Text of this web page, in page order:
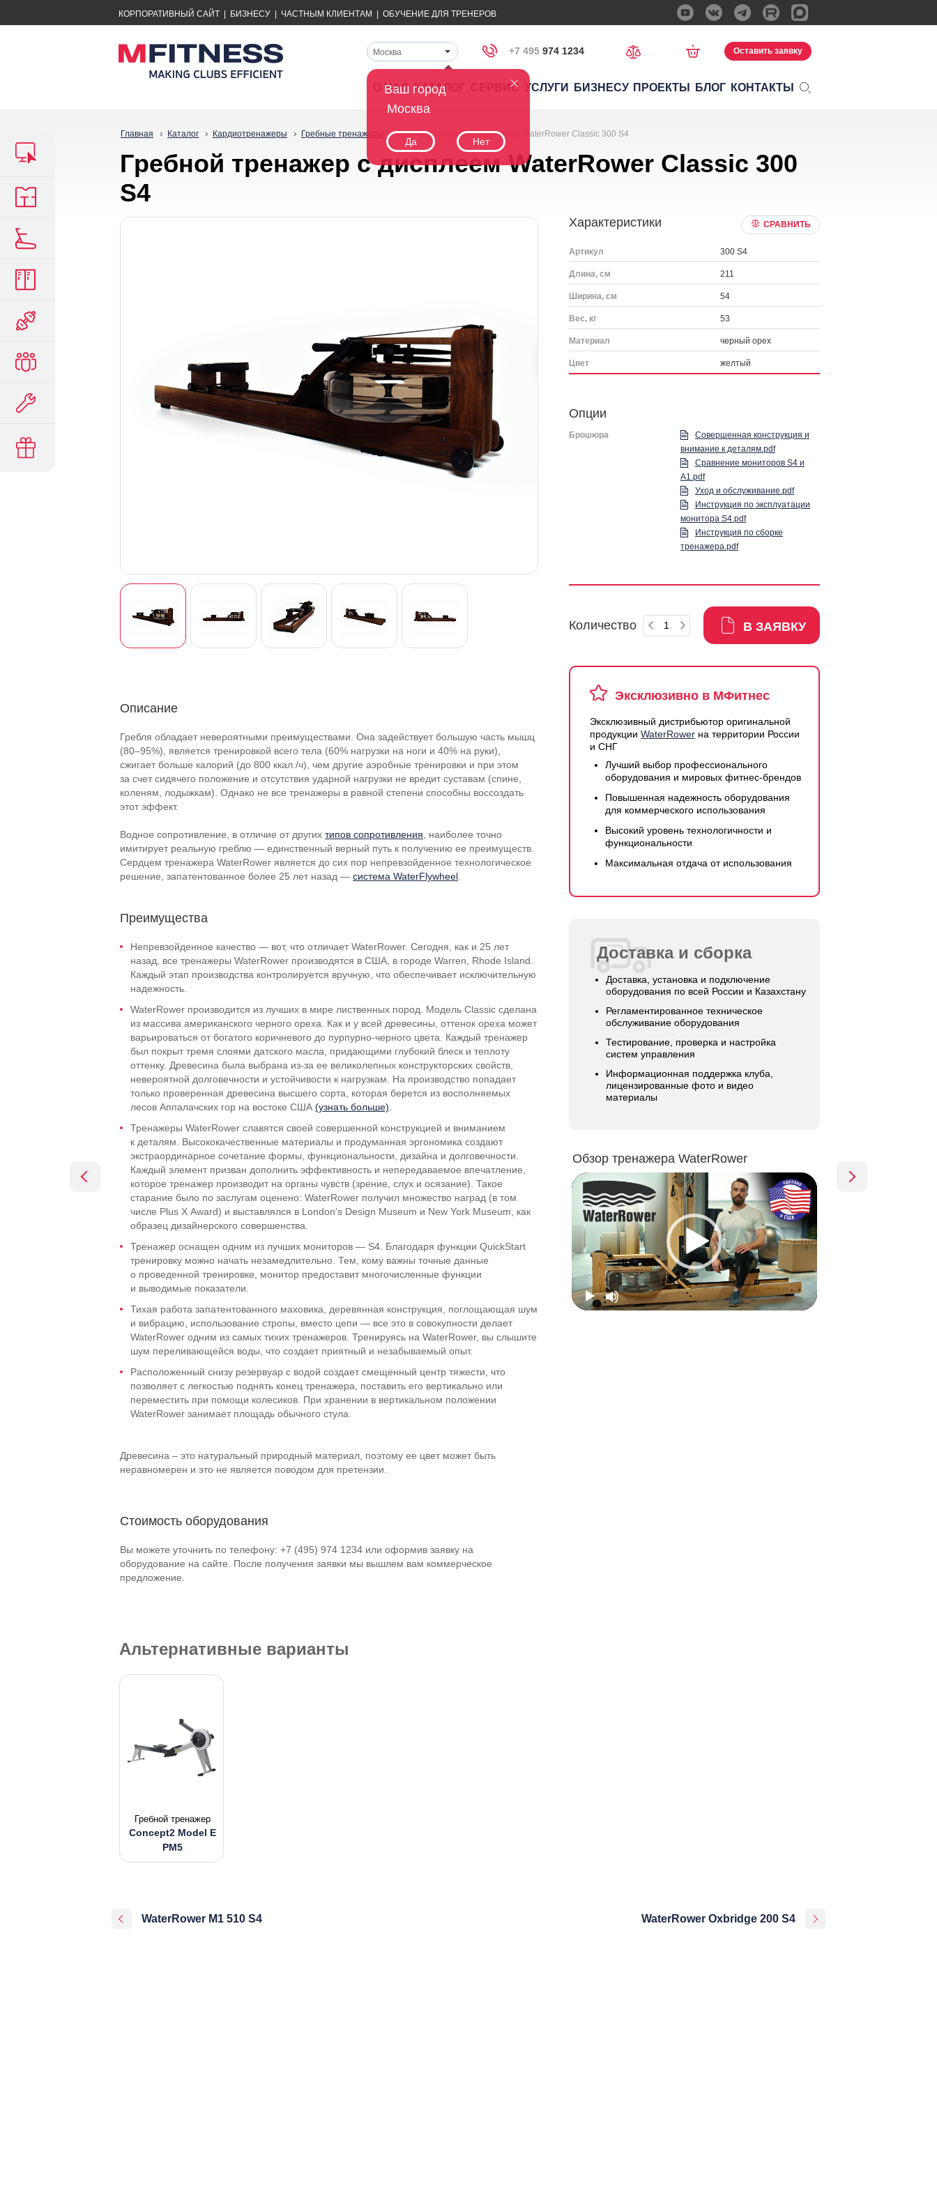
КОРПОРАТИВНЫЙ САЙТ БИЗНЕСУ ЧАСТНЫМ КЛИЕНТАМ ОБУЧЕНИЕ ДЛЯ ТРЕНЕРОВ
Ваш город
Москва
Да Нет
Москва +7 495 974 1234 Оставить заявку
О НАС КАТАЛОГ СЕРВИС УСЛУГИ БИЗНЕСУ ПРОЕКТЫ БЛОГ КОНТАКТЫ
Главная Каталог Кардиотренажеры Гребные тренажеры Гpeбнoй тpeнaжep с дисплеем WaterRower Classic 300 S4
Гpeбнoй тpeнaжep с дисплеем WaterRower Classic 300
S4
Характеристики СРАВНИТЬ
Артикул 300 S4
Длина, см 211
Ширина, см 54
Вес, кг 53
Материал черный орех
Цвет желтый
Опции
Брошюра
Совершенная конструкция и
внимание к деталям.pdf
Сравнение мониторов S4 и
A1.pdf
Уход и обслуживание.pdf
Инструкция по эксплуатации
монитора S4.pdf
Инструкция по сборке
тренажера.pdf
Количество В ЗАЯВКУ
Эксклюзивно в МФитнес
Эксклюзивный дистрибьютор оригинальной
продукции WaterRower на территории России
и СНГ
Лучший выбор профессионального
оборудования и мировых фитнес-брендов
Повышенная надежность оборудования
для коммерческого использования
Высокий уровень технологичности и
функциональности
Максимальная отдача от использования
Доставка и сборка
Доставка, установка и подключение
оборудования по всей России и Казахстану
Регламентированное техническое
обслуживание оборудования
Тестирование, проверка и настройка
систем управления
Информационная поддержка клуба,
лицензированные фото и видео
материалы
Обзор тренажера WaterRower
Описание
Гребля обладает невероятными преимуществами. Она задействует большую часть мышц
(80–95%), является тренировкой всего тела (60% нагрузки на ноги и 40% на руки),
сжигает больше калорий (до 800 ккал./ч), чем другие аэробные тренировки и при этом
за счет сидячего положение и отсутствия ударной нагрузки не вредит суставам (спине,
коленям, лодыжкам). Однако не все тренажеры в равной степени способны воссоздать
этот эффект.
Водное сопротивление, в отличие от других типов сопротивления , наиболее точно
имитирует реальную греблю — единственный верный путь к получению ее преимуществ.
Сердцем тренажера WaterRower является до сих пор непревзойденное технологическое
решение, запатентованное более 25 лет назад — система WaterFlywheel
Преимущества
Непревзойденное качество — вот, что отличает WaterRower. Сегодня, как и 25 лет
назад, все тренажеры WaterRower производятся в США, в городе Warren, Rhode Island.
Каждый этап производства контролируется вручную, что обеспечивает исключительную
надежность.
WaterRower производится из лучших в мире лиственных пород. Модель Classic сделана
из массива американского черного ореха. Как и у всей древесины, оттенок ореха может
варьироваться от богатого коричневого до пурпурно-черного цвета. Каждый тренажер
был покрыт тремя слоями датского масла, придающими глубокий блеск и теплоту
оттенку. Древесина была выбрана из-за ее великолепных конструкторских свойств,
невероятной долговечности и устойчивости к нагрузкам. На производство попадает
только проверенная древесина высшего сорта, которая берется из восполняемых
лесов Аппалачских гор на востоке США (узнать больше)
Тренажеры WaterRower славятся своей совершенной конструкцией и вниманием
к деталям. Высококачественные материалы и продуманная эргономика создают
экстраординарное сочетание формы, функциональности, дизайна и долговечности.
Каждый элемент призван дополнить эффективность и непередаваемое впечатление,
которое тренажер производит на органы чувств (зрение, слух и осязание). Такое
старание было по заслугам оценено: WaterRower получил множество наград (в том
числе Plus X Award) и выставлялся в London’s Design Museum и New York Museum, как
образец дизайнерского совершенства.
Тренажер оснащен одним из лучших мониторов — S4. Благодаря функции QuickStart
тренировку можно начать незамедлительно. Тем, кому важны точные данные
о проведенной тренировке, монитор предоставит многочисленные функции
и выводимые показатели.
Тихая работа запатентованного маховика, деревянная конструкция, поглощающая шум
и вибрацию, использование стропы, вместо цепи — все это в совокупности делает
WaterRower одним из самых тихих тренажеров. Тренируясь на WaterRower, вы слышите
шум переливающейся воды, что создает приятный и незабываемый опыт.
Расположенный снизу резервуар с водой создает смещенный центр тяжести, что
позволяет с легкостью поднять конец тренажера, поставить его вертикально или
переместить при помощи колесиков. При хранении в вертикальном положении
WaterRower занимает площадь обычного стула.
Древесина – это натуральный природный материал, поэтому ее цвет может быть
неравномерен и это не является поводом для претензии.
Стоимость оборудования
Вы можете уточнить по телефону: +7 (495) 974 1234 или оформив заявку на
оборудование на сайте. После получения заявки мы вышлем вам коммерческое
предложение.
Альтернативные варианты
Гребной тренажер
Concept2 Model E
PM5
WaterRower M1 510 S4 WaterRower Oxbridge 200 S4